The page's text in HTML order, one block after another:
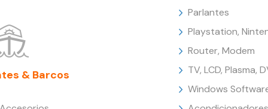
& Barcos
Parlantes
Playstation,
Router, Modem
TV, LCD, Plasma,
Windows